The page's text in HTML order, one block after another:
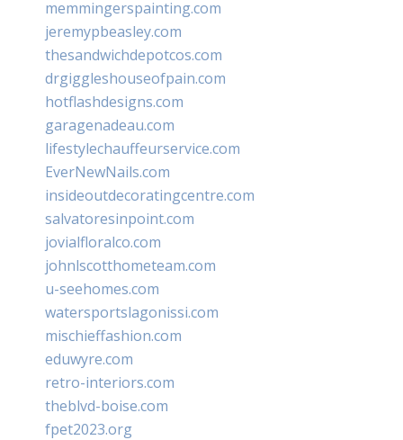
memmingerspainting.com
jeremypbeasley.com
thesandwichdepotcos.com
drgiggleshouseofpain.com
hotflashdesigns.com
garagenadeau.com
lifestylechauffeurservice.com
EverNewNails.com
insideoutdecoratingcentre.com
salvatoresinpoint.com
jovialfloralco.com
johnlscotthometeam.com
u-seehomes.com
watersportslagonissi.com
mischieffashion.com
eduwyre.com
retro-interiors.com
theblvd-boise.com
fpet2023.org